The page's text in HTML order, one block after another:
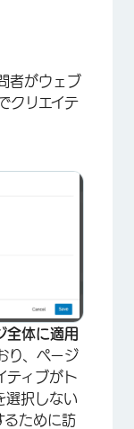
者がウェブ
クリエイテ
全体に適用
り、ページ
ティブがト
選択しない
るために訪